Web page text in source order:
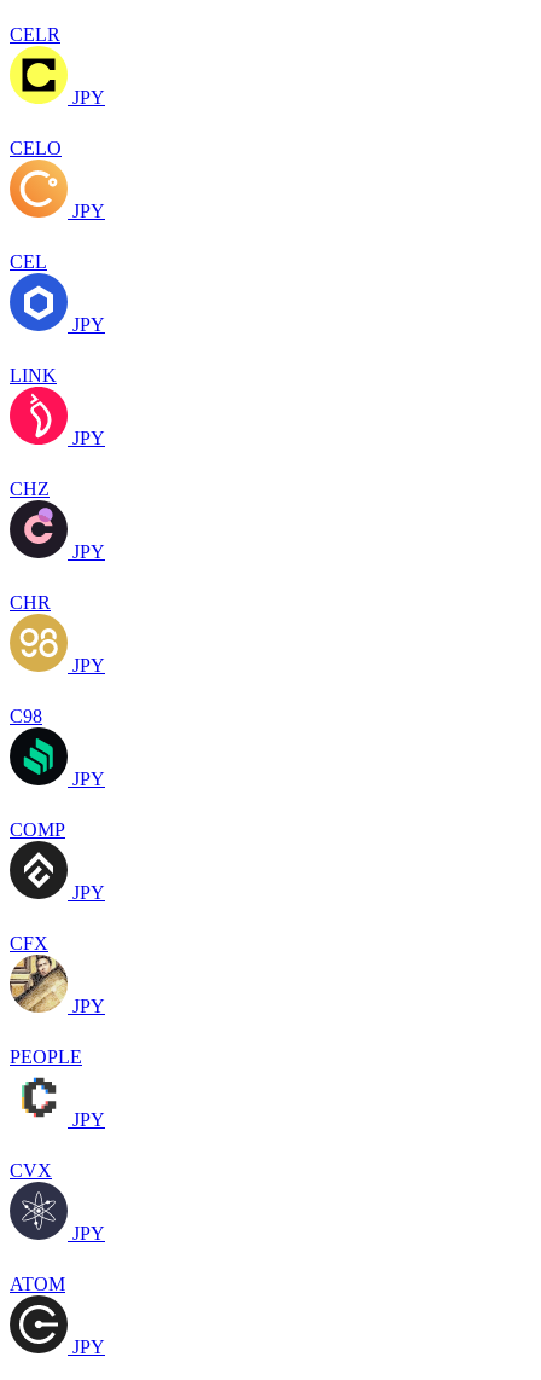
CELR
JPY
CELO
JPY
CEL
JPY
LINK
JPY
CHZ
JPY
CHR
JPY
C98
JPY
COMP
JPY
CFX
JPY
PEOPLE
JPY
CVX
JPY
ATOM
JPY